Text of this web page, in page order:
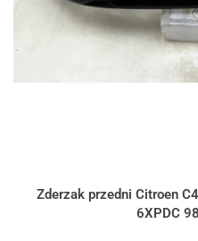
Zderzak przedni Citroen
6XPDC